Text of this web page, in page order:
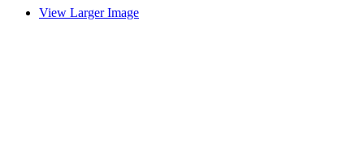
View Larger Image